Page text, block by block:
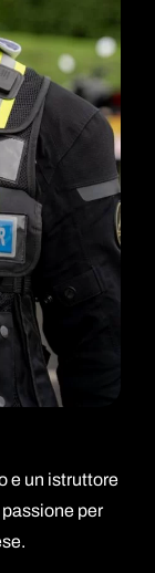
e un istruttore
per